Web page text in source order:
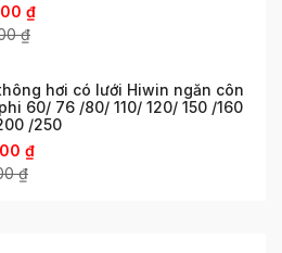
₫
₫
hơi có lưới Hiwin ngăn côn
60/ 76 /80/ 110/ 120/ 150 /160
/250
₫
₫